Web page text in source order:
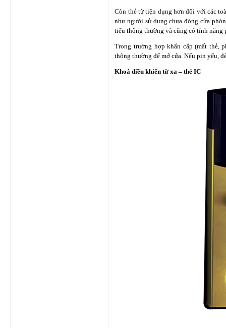
Còn thẻ từ tiện dụng hơn đối với các
như người sử dụng chưa đóng cửa
tiểu thông thường và cũng có tính năng
Trong trường hợp khẩn cấp (mất thẻ,
thông thường để mở cửa. Nếu pin yếu,
Khoá điều khiển từ xa – thẻ IC